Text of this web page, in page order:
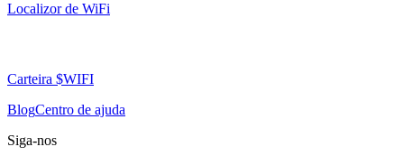
Localizor de WiFi
Carteira $WIFI
BlogCentro de ajuda
Siga-nos